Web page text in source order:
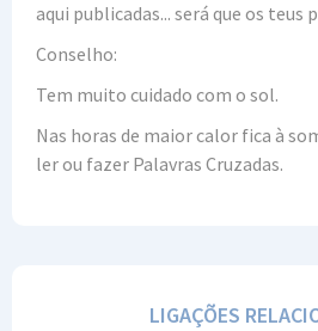
aqui publicadas... será que os teus
Conselho:
Tem muito cuidado com o sol.
Nas horas de maior calor fica à
ler ou fazer Palavras Cruzadas.
LIGAÇÕES